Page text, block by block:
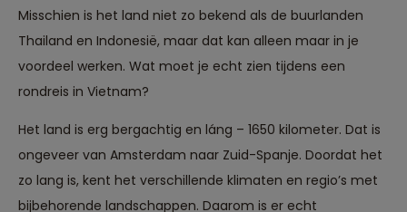
Misschien is het land niet zo bekend als de buurlanden
Thailand en Indonesië, maar dat kan alleen maar in je
voordeel werken. Wat moet je echt zien tijdens een
rondreis in Vietnam?
Het land is erg bergachtig en láng – 1650 kilometer. Dat is
ongeveer van Amsterdam naar Zuid-Spanje. Doordat het
zo lang is, kent het verschillende klimaten en regio’s met
bijbehorende landschappen. Daarom is er echt